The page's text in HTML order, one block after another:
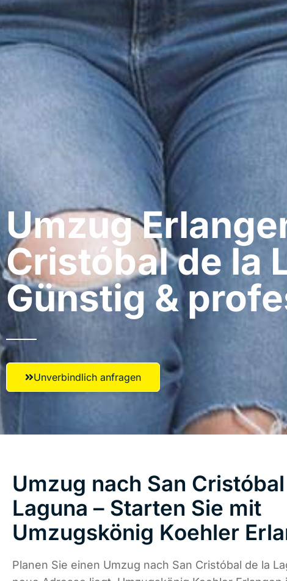
Umzug
Cristóbal de la
Günstig &
Unverbindlich anfragen
Umzug nach San
Laguna – Starten Sie mit
Umzugskönig Koehler
Planen Sie einen Umzug nach San Cristóbal de la